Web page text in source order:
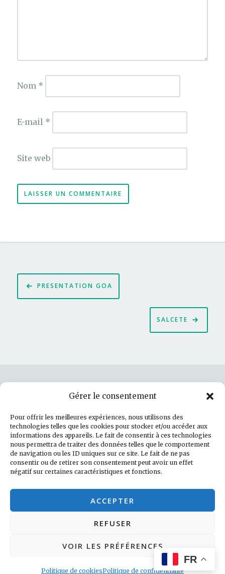
Gérer le consentement
Pour offrir les meilleures expériences, nous utilisons des
technologies telles que les cookies pour stocker et/ou accéder aux
informations des appareils. Le fait de consentir à ces technologies
nous permettra de traiter des données telles que le comportement
de navigation ou les ID uniques sur ce site. Le fait de ne pas
consentir ou de retirer son consentement peut avoir un effet
négatif sur certaines caractéristiques et fonctions.
ACCEPTER
REFUSER
VOIR LES PRÉFÉRENCES
Politique de cookiesPolitique de confidentialité
Nom *
E-mail *
Site web
Navigation
de
PRESENTATION GOA
SALCETE
Politique de cookies (UE)
Thème : Revelar
parAutomattic
FR